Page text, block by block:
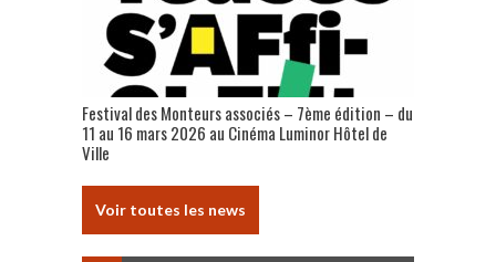
Festival des Monteurs associés – 7ème édition – du
11 au 16 mars 2026 au Cinéma Luminor Hôtel de
Ville
Voir toutes les news